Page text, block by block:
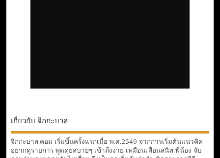
เกี่ยวกับ จิกกะบาล
จิกกะบาล.คอม เริ่มขึ้นครั้งแรกเมื่อ พ.ศ.2549 จากการเริ่มต้นแนวคิด
อยากดูรายการ พูดคุยสบายๆ เข้าถึงง่าย เหมือนเพื่อนสนิท พี่น้อง จับ